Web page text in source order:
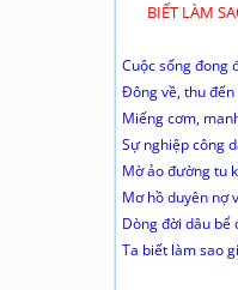
BIẾT LÀM
Cuộc sống đong
Đông về, thu
Miếng cơm,
Sự nghiệp công
Mờ ảo đường tu
Mơ hồ duyên nợ
Dòng đời dâu bể
Ta biết làm sao